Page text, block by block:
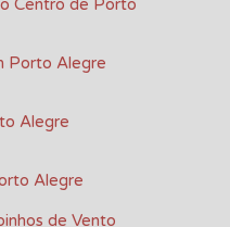
Centro de Porto
Porto Alegre
Alegre
Alegre
de Vento